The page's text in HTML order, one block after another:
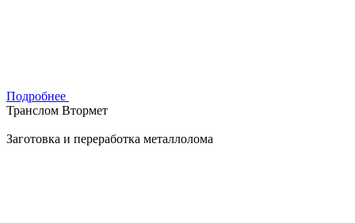
Подробнее
Транслом Втормет
Заготовка и переработка металлолома